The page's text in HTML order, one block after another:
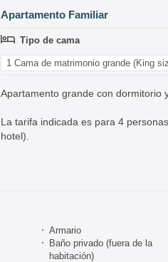
Apartamento Familiar
Tipo de cama
1 Cama de matrimonio grande (King
Apartamento grande con dormitorio
La tarifa indicada es para 4
hotel).
Armario
Baño privado (fuera de la
habitación)